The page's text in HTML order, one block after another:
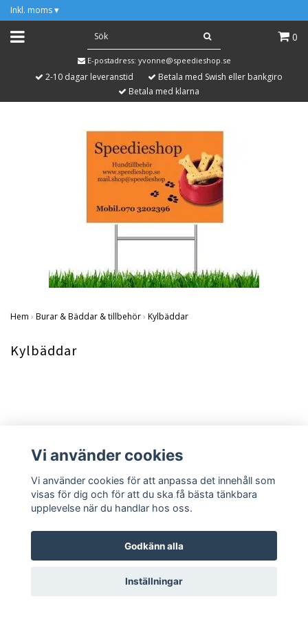
Inkl. moms ▾
0
E-postadress: yvonne@speedieshop.se
2-10 dagar leveranstid
Betala med Swish eller bankgiro
Betala med klarna
Hem › Burar & Bäddar & tillbehör› Kylbäddar
Kylbäddar
© Copyright 2026 Speedieshop
Vi använder cookies
Vi använder cookies för att anpassa det innehåll som
visas för dig och för att du ska få bästa tänkbara
upplevelse när du handlar hos oss.
Godkänn alla
Inställningar